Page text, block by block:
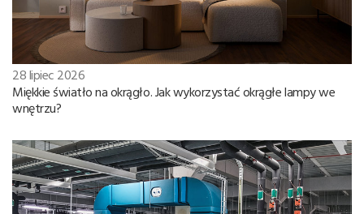
28 lipiec 2026
Miękkie światło na okrągło. Jak wykorzystać okrągłe lampy we
wnętrzu?